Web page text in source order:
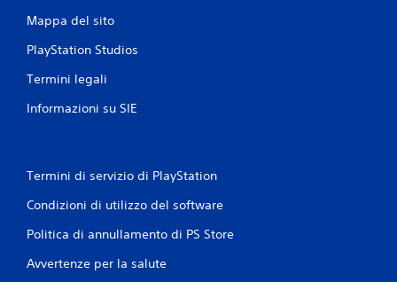
Mappa del sito
PlayStation Studios
Termini legali
Informazioni su SIE
Termini di servizio di PlayStation
Condizioni di utilizzo del software
Politica di annullamento di PS Store
Avvertenze per la salute